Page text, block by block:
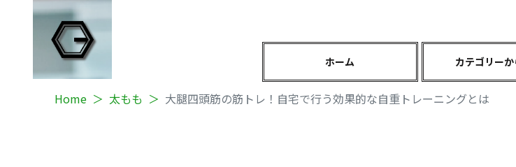
ホーム カテゴリー
Home 太もも 大腿四頭筋の筋トレ！自宅で行う効果的な自重トレーニングとは